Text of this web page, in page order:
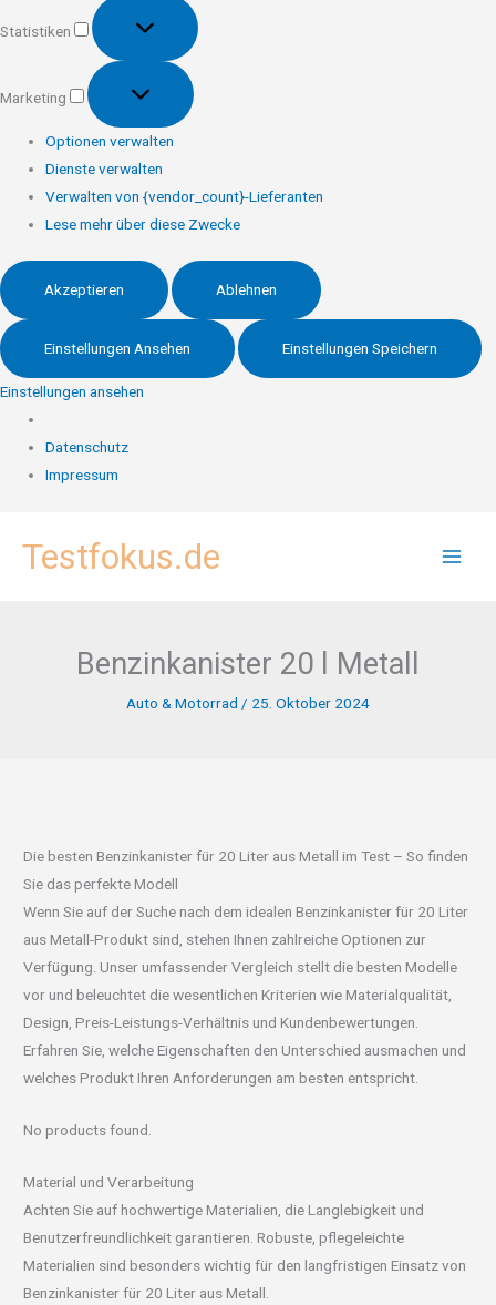
Statistiken
Statistiken
Marketing
Marketing
Optionen verwalten
Dienste verwalten
Verwalten von {vendor_count}-Lieferanten
Lese mehr über diese Zwecke
Akzeptieren Ablehnen
Einstellungen Ansehen Einstellungen Speichern
Einstellungen ansehen
Datenschutz
Impressum
InhaltTestfokus.de
Benzinkanister 20 l Metall
Auto & Motorrad / 25. Oktober 2024
Die besten Benzinkanister für 20 Liter aus Metall im Test – So finden
Sie das perfekte Modell
Wenn Sie auf der Suche nach dem idealen Benzinkanister für 20 Liter
aus Metall-Produkt sind, stehen Ihnen zahlreiche Optionen zur
Verfügung. Unser umfassender Vergleich stellt die besten Modelle
vor und beleuchtet die wesentlichen Kriterien wie Materialqualität,
Design, Preis-Leistungs-Verhältnis und Kundenbewertungen.
Erfahren Sie, welche Eigenschaften den Unterschied ausmachen und
welches Produkt Ihren Anforderungen am besten entspricht.
No products found.
Material und Verarbeitung
Achten Sie auf hochwertige Materialien, die Langlebigkeit und
Benutzerfreundlichkeit garantieren. Robuste, pflegeleichte
Materialien sind besonders wichtig für den langfristigen Einsatz von
Benzinkanister für 20 Liter aus Metall.